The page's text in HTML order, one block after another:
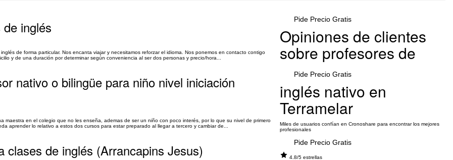
inglés
de forma particular. Nos encanta viajar y necesitamos reforzar el idioma. Nos ponemos en contacto contigo
y de una duración por determinar según conveniencia al ser dos personas y precio/hora...
Pide Precio Gratis
nativo o bilingüe para niño nivel iniciación
en el colegio que no les enseña, ademas de ser un niño con poco interés, por lo que su nivel de primero
aprender lo relativo a estos dos cursos para estar preparado al llegar a tercero y cambiar de...
Pide Precio Gratis
clases de inglés (Arrancapins Jesus) Pide Precio Gratis
Opiniones de clientes
sobre profesores de
inglés nativo en
Terramelar
Miles de usuarios confían en Cronoshare para encontrar los mejores
profesionales
4.8/5 estrellas